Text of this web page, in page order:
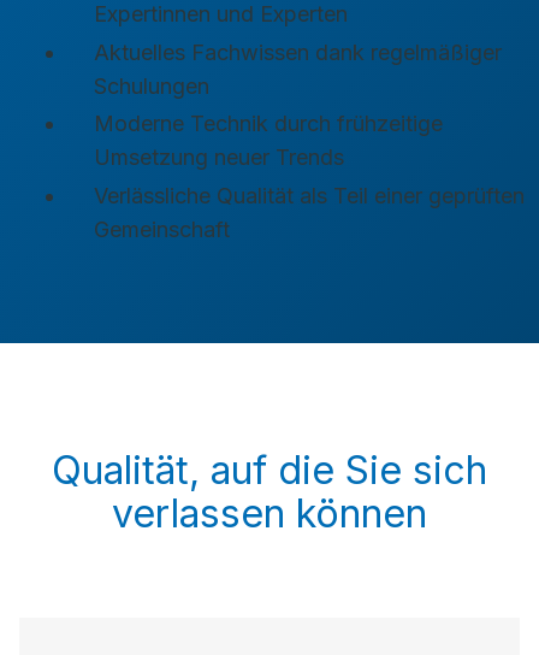
Expertinnen und Experten
Aktuelles Fachwissen dank regelmäßiger
Schulungen
Moderne Technik durch frühzeitige
Umsetzung neuer Trends
Verlässliche Qualität als Teil einer geprüften
Gemeinschaft
Qualität, auf die Sie sich
verlassen können